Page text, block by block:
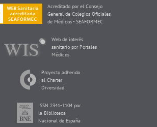
Acreditado por el Consejo
General de Colegios Oficiales
de Médicos - SEAFORMEC
Web de interés
sanitario por Portales
Médicos
Proyecto adherido
al Charter
Diversidad
ISSN 2341-1104 por
la Biblioteca
Nacional de España